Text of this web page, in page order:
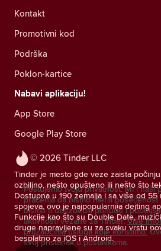
© 2026 Tinder LLC
Tinder je mesto gde veze zaista
ozbiljno, nešto opušteno ili nešto što
Dostupna u 190 zemalja i sa više od
spojeva, ovo je najpopularnija dejting
Funkcije kao što su Double Date,
druge napravljene su za svaku vrstu
besplatno za iOS i Android.
Kontakt
Promotivni kod
Podrška
Poklon-kartice
Nabavi aplikaciju!
App Store
Google Play Store
Poštujemo tvoju privatnost. Mi i naši
praćenja da bismo merili posećenost
bismo ti obezbedili ponude i
aktivnosti vezane za Tinder. Više
pružaocima usluga koje koristimo.
svoj pristanak u postavkama.